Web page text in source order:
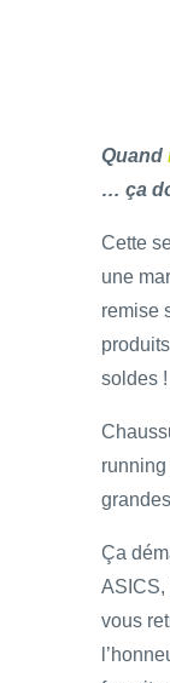
Quand
… ça
Cette
une
remise
soldes !
Ça
ASICS,
vous